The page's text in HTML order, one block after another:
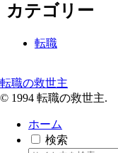
カテゴリー
転職
転職の救世主
© 1994 転職の救世主.
ホーム
検索